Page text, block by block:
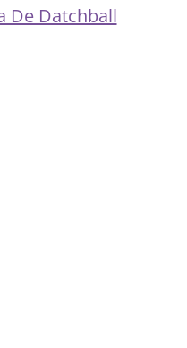
De Datchball